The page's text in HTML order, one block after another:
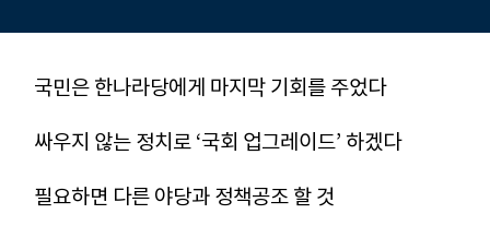
국민은 한나라당에게 마지막 기회를 주었다
싸우지 않는 정치로 ‘국회 업그레이드’ 하겠다
필요하면 다른 야당과 정책공조 할 것